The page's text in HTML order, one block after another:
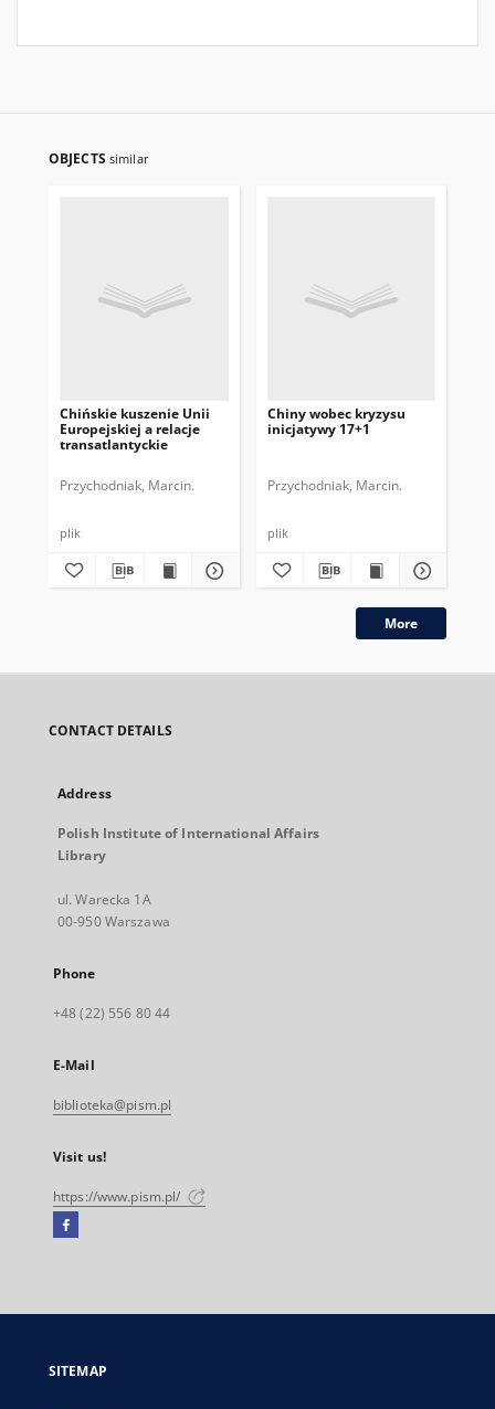
OBJECTS similar
Chińskie kuszenie Unii
Europejskiej a relacje
transatlantyckie
Przychodniak, Marcin.
plik
Chiny wobec kryzysu
inicjatywy 17+1
Przychodniak, Marcin.
plik
More
CONTACT DETAILS
Address
Polish Institute of International Affairs
Library
ul. Warecka 1A
00-950 Warszawa
Phone
+48 (22) 556 80 44
E-Mail
biblioteka@pism.pl
Visit us!
https://www.pism.pl/
Facebook
open
new
SITEMAP